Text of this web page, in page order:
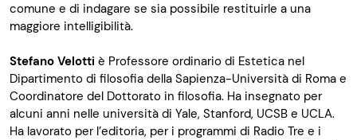
comune e di indagare se sia possibile restituirle a una
maggiore intelligibilità.
Stefano Velotti è Professore ordinario di Estetica nel
Dipartimento di filosofia della Sapienza-Università di Roma e
Coordinatore del Dottorato in filosofia. Ha insegnato per
alcuni anni nelle università di Yale, Stanford, UCSB e UCLA.
Ha lavorato per l’editoria, per i programmi di Radio Tre e i